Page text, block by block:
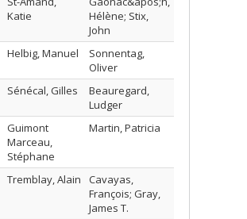
Katie
Hélène; Stix,
John
Helbig, Manuel
Sonnentag,
Oliver
Sénécal, Gilles
Beauregard,
Ludger
Guimont
Marceau,
Stéphane
Martin, Patricia
Tremblay, Alain
Cavayas,
François; Gray,
James T.